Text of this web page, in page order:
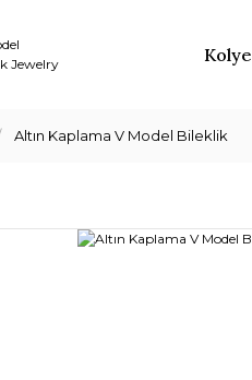
Kolye
Altın Kaplama V Model Bileklik